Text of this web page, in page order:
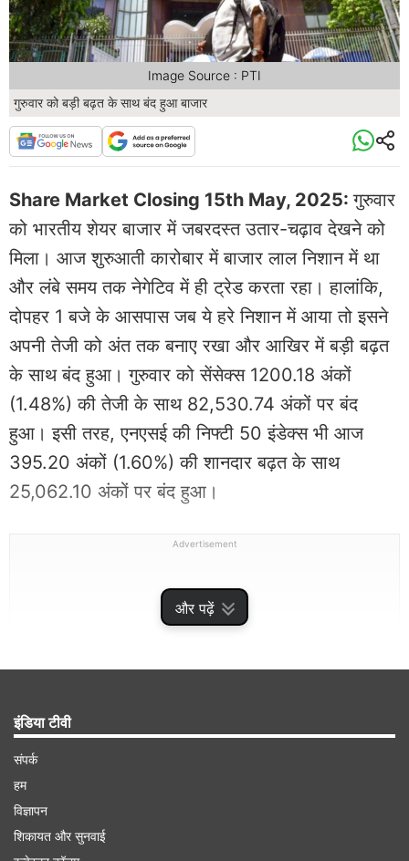
और पढ़ें
गुरुवार को बड़ी बढ़त के साथ बंद हुआ बाजार
Image Source : PTI
Share Market Closing 15th May, 2025:गुरुवार
को भारतीय शेयर बाजार में जबरदस्त उतार-चढ़ाव देखने को
मिला। आज शुरुआती कारोबार में बाजार लाल निशान में था
और लंबे समय तक नेगेटिव में ही ट्रेड करता रहा। हालांकि,
दोपहर 1 बजे के आसपास जब ये हरे निशान में आया तो इसने
अपनी तेजी को अंत तक बनाए रखा और आखिर में बड़ी बढ़त
के साथ बंद हुआ। गुरुवार को सेंसेक्स 1200.18 अंकों
(1.48%) की तेजी के साथ 82,530.74 अंकों पर बंद
हुआ। इसी तरह, एनएसई की निफ्टी 50 इंडेक्स भी आज
395.20 अंकों (1.60%) की शानदार बढ़त के साथ
25,062.10 अंकों पर बंद हुआ।
Advertisement
टाटा मोटर्स के शेयरों में धमाकेदार तेजी
गुरुवार को सेंसेक्स की 30 में से 29 कंपनियों के शेयर हरे
इंडिया टीवी
संपर्क
हम
विज्ञापन
शिकायत और सुनवाई